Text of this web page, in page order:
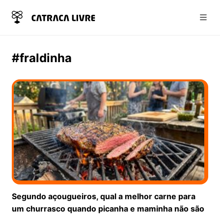
#fraldinha
Segundo açougueiros, qual a melhor carne para
um churrasco quando picanha e maminha não são